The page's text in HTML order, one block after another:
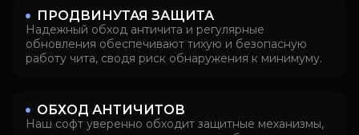
ПРОДВИНУТАЯ ЗАЩИТА
Надежный обход античита и регулярные
обновления обеспечивают тихую и безопасную
работу чита, сводя риск обнаружения к минимуму.
ОБХОД АНТИЧИТОВ
Наш софт уверенно обходит защитные механизмы,